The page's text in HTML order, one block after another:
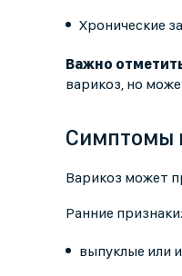
Хронические
Важно
варикоз, но
Симптомы
Варикоз может
Ранние признаки:
выпуклые или